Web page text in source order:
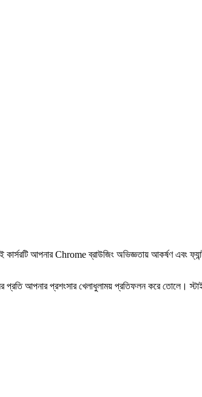
আপনার Chrome ব্রাউজিং অভিজ্ঞতায় আকর্ষণ এবং
আপনার প্রশংসার খেলাধুলাময় প্রতিফলন করে তোলে।